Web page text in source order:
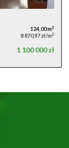
124,00 m2
8 870,97 zł/m2
1 100 000 zł